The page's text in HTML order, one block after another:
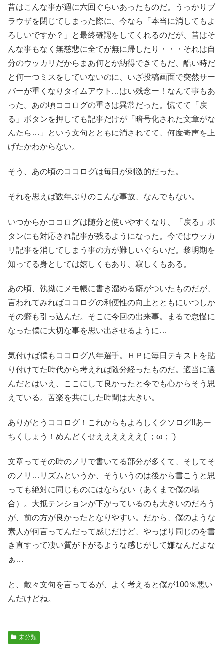
昔はこんな事が週に六回ぐらいあったものだ。うっかりブ
ラウザを閉じてしまった際に、今なら「本当に消してもよ
ろしいですか？」と最終確認をしてくれるのだが、昔はそ
んな事もなく無慈悲に全てが無に帰したり・・・それは自
分のウッカリだからまあ何とか納得できてもだ、酷い時だ
と何一つミスをしていないのに、いざ投稿画面で突然サー
バーが重くなりタイムアウト…はい残念ー！なんて事もあ
った。あの頃ココログの重さは異常だった。慌てて「戻
る」ボタンを押しても記事だけが「暗号化された文章がな
んたら…」という文句とともに消されてて、何度奇声を上
げたかわからない。
そう、あの頃のココログは毎日が刺激的だった。
それを思えば数年ぶりのこんな事故、なんでもない。
いつからかココログは随分と使いやすくなり、「戻る」ボ
タンにも対応され記事が残るようになった。今ではウッカ
リ記事を消してしまう事の方が難しいぐらいだ。黎明期を
知ってる身としては嬉しくもあり、寂しくもある。
あの頃、執拗にメモ帳に書き溜める癖がついたものだが、
言われてみればココログの利便性の向上とともにいつしか
その癖も引っ込んだ。そこに今回の出来事。まるで怠慢に
なった僕に大切な事を思い出させるように…
気付けば僕もココログ八年選手。ＨＰに毎日テキストを貼
り付けてた時代から考えれば随分経ったものだ。適当に選
んだとはいえ、ここにして良かったと今でも心からそう思
えている。苦楽を共にした時間は大きい。
ありがとうココログ！これからもよろしくクソログ!!あー
ちくしょう！めんどくせええええええ(´；ω；`)
文章ってその時のノリで書いてる部分が多くて、そしてそ
のノリ…リズムというか、そういうのは後から書こうと思
っても絶対に同じものにはならない（あくまで僕の場
合）。大抵テンションが下がっているのも大きいのだろう
が、前の方が良かったとなりやすい。だから、僕のような
素人が何言ってんだって感じだけど、やっぱり同じのを書
き直すって凄い質が下がるような感じがして嫌なんだよな
ぁ…
と、散々文句を言ってるが、よく考えると僕が100％悪い
んだけどね。
未分類